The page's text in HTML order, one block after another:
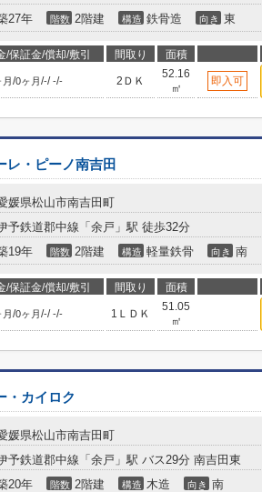
27年 階数 2階建 構造 鉄骨造 向き 東
/保証金/償却/敷引 間取り 面積
月/0ヶ月/-/-/- 2ＤＫ
52.16
㎡
即入可
レ・ピーノ南吉田
媛県松山市南吉田町
予鉄道郡中線「余戸」駅 徒歩32分
19年 階数 2階建 構造 軽量鉄骨 向き 南
/保証金/償却/敷引 間取り 面積
月/0ヶ月/-/-/- 1ＬＤＫ
51.05
㎡
・カイロク
媛県松山市南吉田町
予鉄道郡中線「余戸」駅 バス29分 南吉田東
20年 階数 2階建 構造 木造 向き 南